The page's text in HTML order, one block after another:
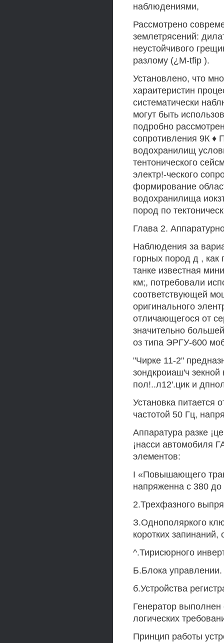
наблюдениями,
Рассмотрено
землетрясений:
неустойчивого
разлому (¿M-tfip ).
Установлено, что
хараитеристин
систематически
могут быть
подробно
сопротивления 9К ♦
водохранилищ
тентонического
электр!-ческого
формирование
водохранилища
пород по
Глава 2.
Наблюдения за
горных пород д , как
танке известная
км;, потребовали
соответствующей
оригинального
отличающегося от
значительно
оз типа ЭРГУ-600
"Чирке 11-2"
зондкроиаш'ч
пол!..л12'.цик и
Установка питается
частотой 50 Гц,
Аппаратура разке
¡насси автомобиля
элементов:
I «Повышающего
напряженна с 380 до
2.Трехфазного
З.Однополяркого
коротких
^.Тирисюрного
Б.Блока управлении.
б.Устройства
Генератор выполнен
логических
Принцип работы